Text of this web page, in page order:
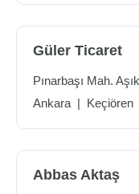
Güler Ticaret
Pınarbaşı Mah.
Ankara | Keçiören
Abbas Aktaş